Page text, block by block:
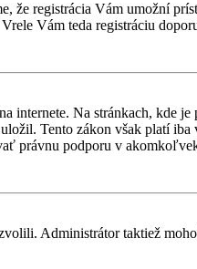
že registrácia Vám umožní
Vám teda registráciu
Na stránkach, kde
Tento zákon však platí
právnu podporu v
Administrátor taktiež